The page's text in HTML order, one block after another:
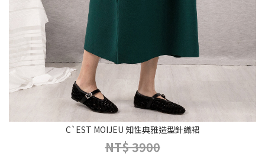
C`EST MOIJEU 知性典雅造型針織裙
NT$ 3900